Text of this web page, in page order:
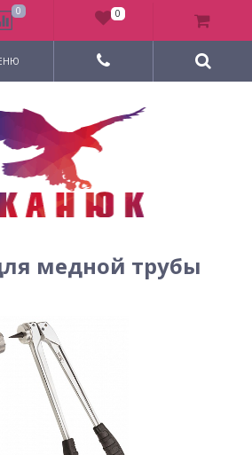
медной трубы
0 0